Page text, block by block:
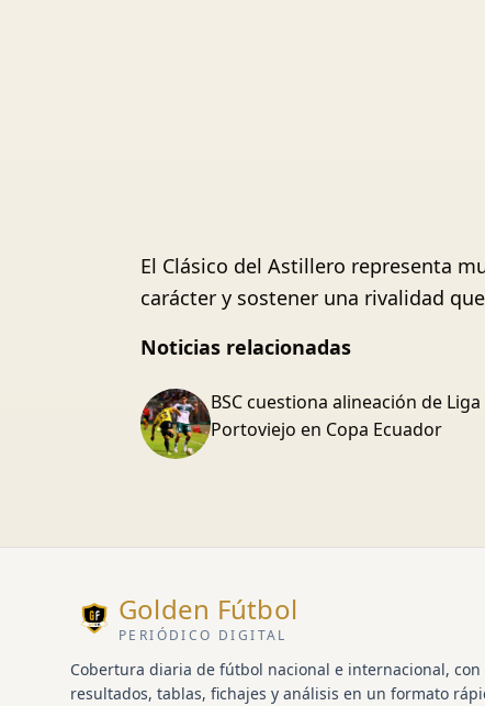
El Clásico del Astillero representa
carácter y sostener una rivalidad
Noticias relacionadas
BSC cuestiona alineación de
Portoviejo en Copa Ecuador
Golden Fútbol
PERIÓDICO DIGITAL
Cobertura diaria de fútbol nacional e internacional, con
resultados, tablas, fichajes y análisis en un formato